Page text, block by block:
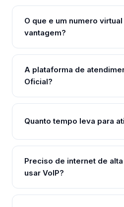
O que e um numero virtual
vantagem?
A plataforma de
Oficial?
Quanto tempo leva para
Preciso de internet de
usar VoIP?